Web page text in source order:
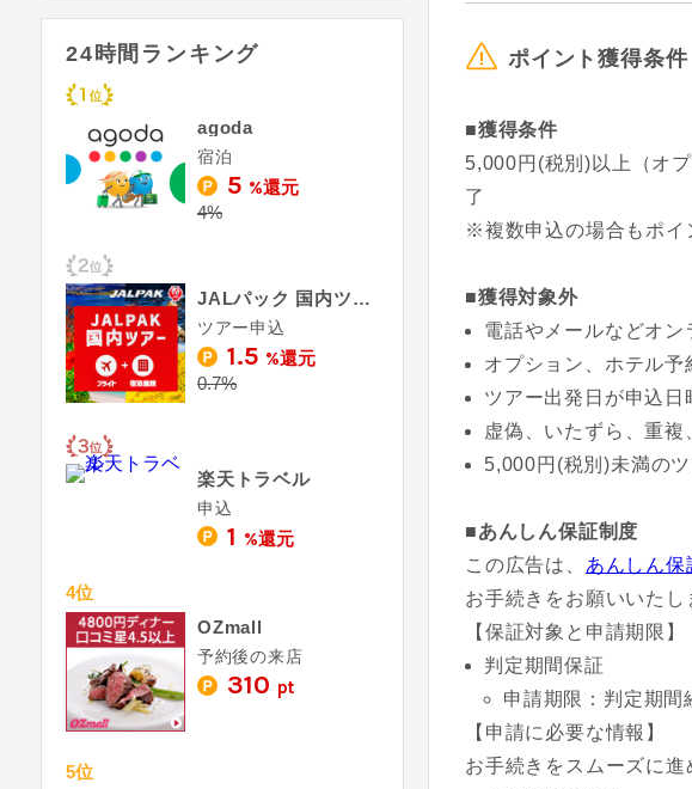
ポイント獲得条件
■獲得条件
5,000円(税別)以上（オ
了
※複数申込の場合もポイ
■獲得対象外
電話やメールなどオ
オプション、ホテル予
ツアー出発日が申込
虚偽、いたずら、重複
5,000円(税別)未満の
■あんしん保証制度
この広告は、 あんしん保
お手続きをお願いいたし
【保証対象と申請期限】
判定期間保証
申請期限：判定期間
【申請に必要な情報】
お手続きをスムーズに進
24時間ランキング
agoda
宿泊
5 %還元
4%
JALパック 国内ツアー（ジャルパック）
ツアー申込
1.5 %還元
0.7%
楽天トラベル
申込
1 %還元
4位
OZmall
予約後の来店
310 pt
5位